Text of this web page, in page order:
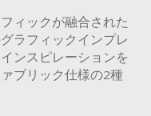
ィックが融合された
ラフィックインプレ
ンスピレーションを
ブリック仕様の2種